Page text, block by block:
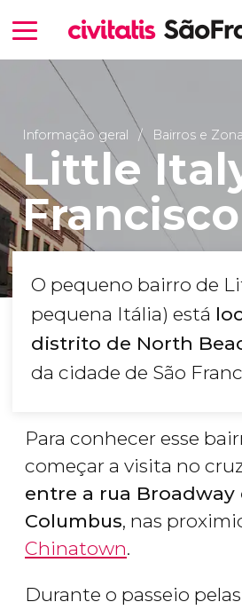
Informação geral Bairros e
Little
Francisco
O pequeno bairro de
pequena Itália) está
distrito de North
da cidade de São
Para conhecer esse
começar a visita no
entre a rua Broadway
Columbus, nas
Chinatown.
Durante o passeio